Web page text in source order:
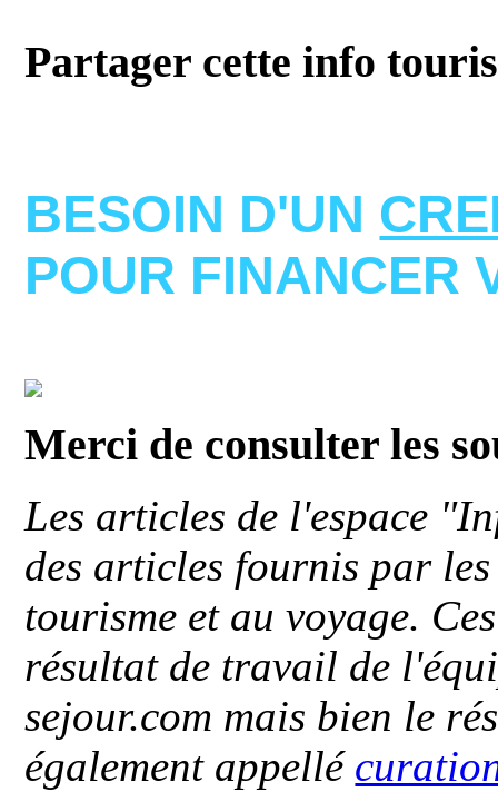
Partager cette info
BESOIN D'UN
POUR FINANCER
Merci de consulter les
Les articles de l'espace
des articles fournis par
tourisme et au voyage.
résultat de travail de
sejour.com mais bien le
également appellé